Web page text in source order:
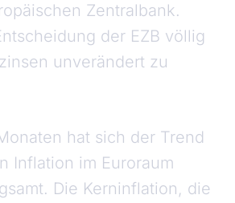
Zentralbank.
der EZB völlig
unverändert zu
hat sich der Trend
Inflation im Euroraum
Die Kerninflation, die